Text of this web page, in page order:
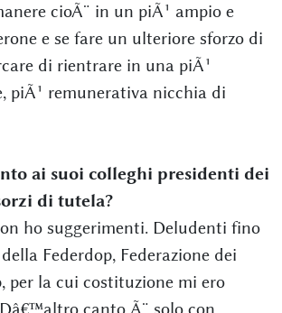
cioÃ¨ in un piÃ¹ ampio e
e se fare un ulteriore sforzo di
di rientrare in una piÃ¹
piÃ¹ remunerativa nicchia di
ai suoi colleghi presidenti dei
di tutela?
ho suggerimenti. Deludenti fino
Federdop, Federazione dei
per la cui costituzione mi ero